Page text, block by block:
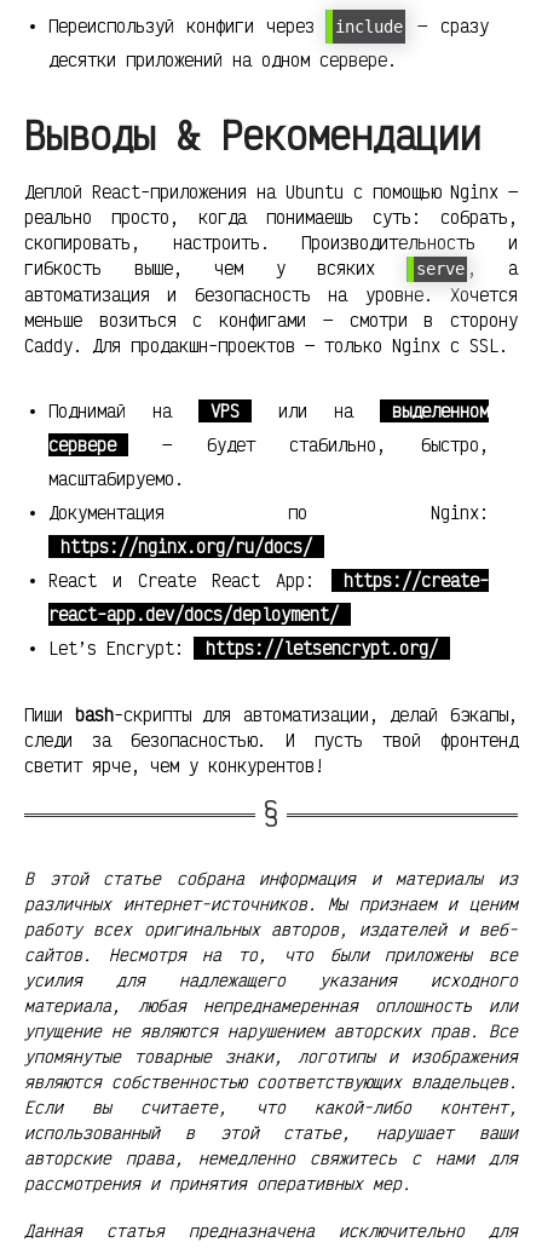
Переиспользуй конфиги через
include
— сразу
десятки приложений на одном сервере.
Выводы & Рекомендации
Деплой React-приложения на Ubuntu с помощью Nginx —
реально просто, когда понимаешь суть: собрать,
скопировать, настроить. Производительность и
гибкость выше, чем у всяких
serve , а
автоматизация и безопасность на уровне. Хочется
меньше возиться с конфигами — смотри в сторону
Caddy. Для продакшн-проектов — только Nginx с SSL.
Поднимай на VPS или на
выделенном
сервере
— будет стабильно, быстро,
масштабируемо.
Документация по Nginx:
https://nginx.org/ru/docs/
React и Create React App:
https://create-
react-app.dev/docs/deployment/
Let’s Encrypt:
https://letsencrypt.org/
Пиши bash-скрипты для автоматизации, делай бэкапы,
следи за безопасностью. И пусть твой фронтенд
светит ярче, чем у конкурентов!
В этой статье собрана информация и материалы из
различных интернет-источников. Мы признаем и ценим
работу всех оригинальных авторов, издателей и веб-
сайтов. Несмотря на то, что были приложены все
усилия для надлежащего указания исходного
материала, любая непреднамеренная оплошность или
упущение не являются нарушением авторских прав. Все
упомянутые товарные знаки, логотипы и изображения
являются собственностью соответствующих владельцев.
Если вы считаете, что какой-либо контент,
использованный в этой статье, нарушает ваши
авторские права, немедленно свяжитесь с нами для
рассмотрения и принятия оперативных мер.
Данная статья предназначена исключительно для